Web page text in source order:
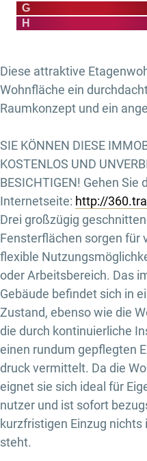
G
H
Diese attraktive
Wohnfläche ein
Raumkonzept und ein
SIE KÖNNEN DIESE
KOSTENLOS UND
BESICHTIGEN! Gehen Sie
Internetseite: http://
Drei großzügig
Fensterflächen sorgen für
flexible
oder Arbeitsbereich. Das
Gebäude befindet sich in
Zustand, ebenso wie die
die durch kontinuierliche
einen rundum gepflegten
druck vermittelt. Da die
eignet sie sich ideal für
nutzer und ist sofort
kurzfristigen Einzug nichts
steht.